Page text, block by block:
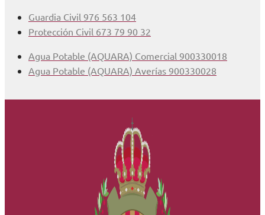
Guardia Civil 976 563 104
Protección Civil 673 79 90 32
Agua Potable (AQUARA) Comercial 900330018
Agua Potable (AQUARA) Averías 900330028